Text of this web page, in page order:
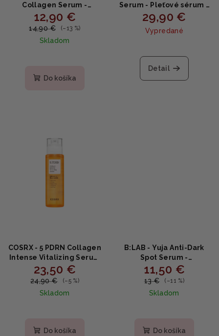
Collagen Serum -
Spevňujúce sérum s
morským kolagénom a
adenosínom 30ml
12,90 €
14,90 € (–13 %)
Skladom
Do košíka
Serum - Pleťové sérum s
20% vitamínom C 30ml
29,90 €
Vypredané
Detail
COSRX - 5 PDRN Collagen
Intense Vitalizing Serum
- Revitalizačné sérum s
PDRN DNA komplexom a
kolagénom 100ml
23,50 €
24,90 € (–5 %)
Skladom
Do košíka
B:LAB - Yuja Anti-Dark
Spot Serum -
Rozjasňujúce sérum proti
tmavým škvrnám s yuzu,
niacínamidom a
tranexamovou kyselinou
11,50 €
13 € (–11 %)
Skladom
Do košíka